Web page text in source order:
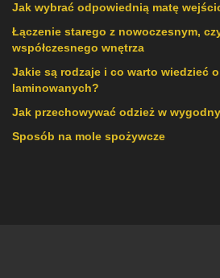
Jak wybrać odpowiednią matę
Łączenie starego z nowoczesnym,
współczesnego wnętrza
Jakie są rodzaje i co warto wiedzieć
laminowanych?
Jak przechowywać odzież w
Sposób na mole spożywcze